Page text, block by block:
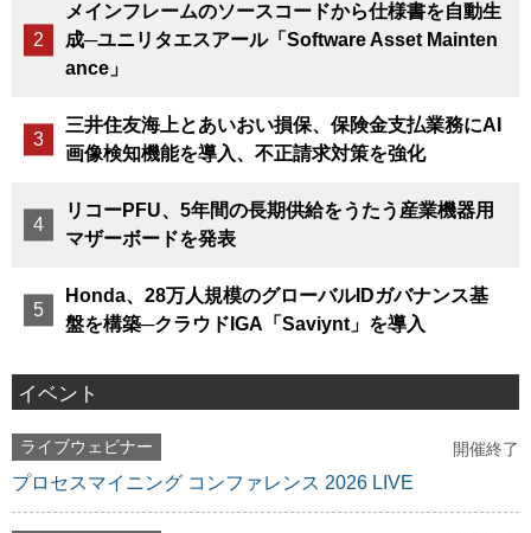
メインフレームのソースコードから仕様書を自動生
成─ユニリタエスアール「Software Asset Mainten
ance」
三井住友海上とあいおい損保、保険金支払業務にAI
画像検知機能を導入、不正請求対策を強化
リコーPFU、5年間の長期供給をうたう産業機器用
マザーボードを発表
Honda、28万人規模のグローバルIDガバナンス基
盤を構築─クラウドIGA「Saviynt」を導入
イベント
ライブウェビナー 開催終了
プロセスマイニング コンファレンス 2026 LIVE